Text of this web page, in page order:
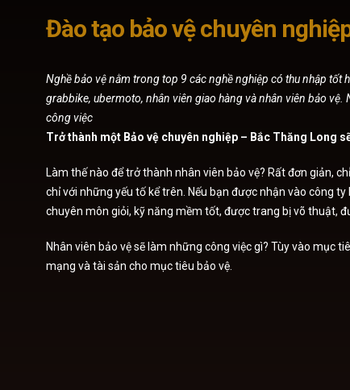
Đào tạo bảo vệ chuyên
Nghề bảo vệ nằm trong top 9 các nghề nghiệp có thu nhập tốt
grabbike, ubermoto, nhân viên giao hàng và nhân viên bảo
công việc
Trở thành một Bảo vệ chuyên nghiệp – Bắc Thăng Long
Làm thế nào để trở thành nhân viên bảo vệ? Rất đơn giản,
chỉ với những yếu tố kể trên. Nếu bạn được nhận vào công
chuyên môn giỏi, kỹ năng mềm tốt, được trang bị võ thuật,
Nhân viên bảo vệ sẽ làm những công việc gì? Tùy vào mục
mạng và tài sản cho mục tiêu bảo vệ.